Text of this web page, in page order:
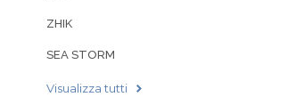
ZHIK
SEA STORM
Visualizza tutti